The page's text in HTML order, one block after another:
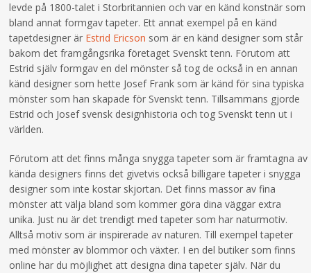
levde på 1800-talet i Storbritannien och var en känd konstnär som
bland annat formgav tapeter. Ett annat exempel på en känd
tapetdesigner är Estrid Ericson som är en känd designer som står
bakom det framgångsrika företaget Svenskt tenn. Förutom att
Estrid själv formgav en del mönster så tog de också in en annan
känd designer som hette Josef Frank som är känd för sina typiska
mönster som han skapade för Svenskt tenn. Tillsammans gjorde
Estrid och Josef svensk designhistoria och tog Svenskt tenn ut i
världen.
Förutom att det finns många snygga tapeter som är framtagna av
kända designers finns det givetvis också billigare tapeter i snygga
designer som inte kostar skjortan. Det finns massor av fina
mönster att välja bland som kommer göra dina väggar extra
unika. Just nu är det trendigt med tapeter som har naturmotiv.
Alltså motiv som är inspirerade av naturen. Till exempel tapeter
med mönster av blommor och växter. I en del butiker som finns
online har du möjlighet att designa dina tapeter själv. När du